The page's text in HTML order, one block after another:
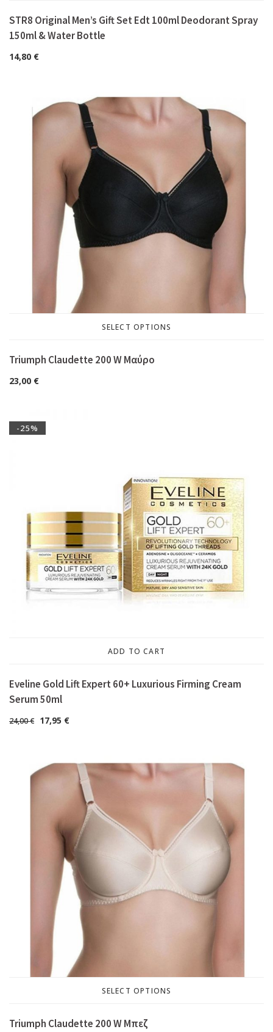
STR8 Original Men’s Gift Set Edt 100ml Deodorant Spray
150ml & Water Bottle
14,80 €
SELECT OPTIONS
Triumph Claudette 200 W Μαύρο
23,00 €
-25%
ADD TO CART
Eveline Gold Lift Expert 60+ Luxurious Firming Cream
Serum 50ml
24,00€ 17,95 €
SELECT OPTIONS
Triumph Claudette 200 W Μπεζ